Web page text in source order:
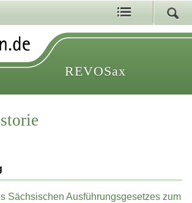
REVOSax
Sächsischen Ausführungsgesetzes zum